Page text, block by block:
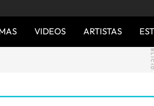
VIDEOS ARTISTAS